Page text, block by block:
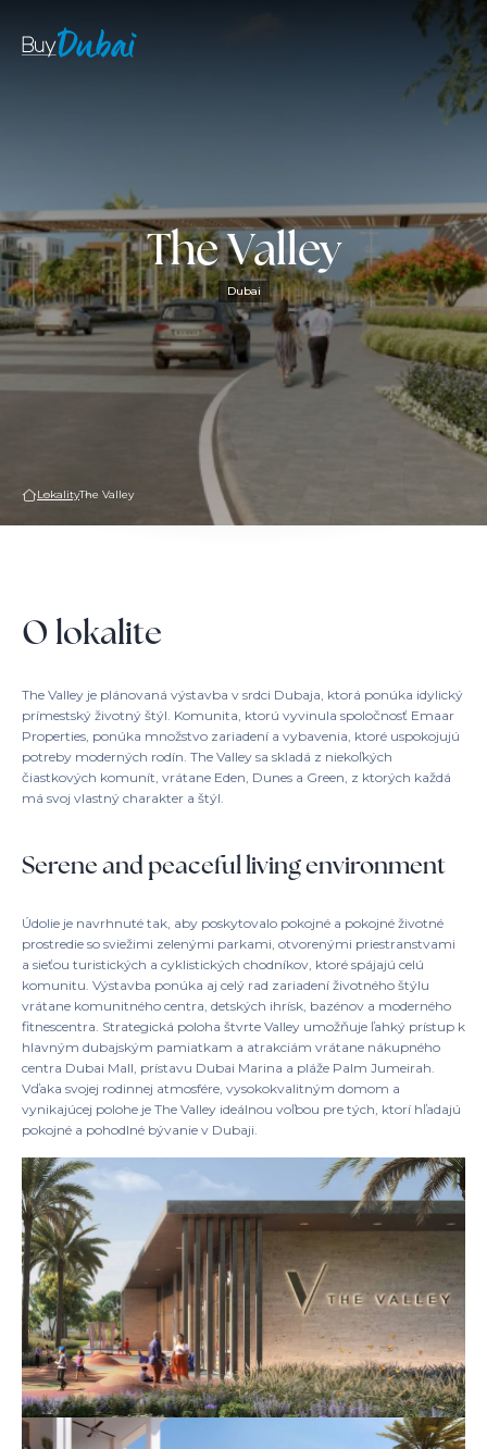
The Valley
Dubai
LokalityThe Valley
O lokalite
The Valley je plánovaná výstavba v srdci Dubaja, ktorá ponúka idylický
prímestský životný štýl. Komunita, ktorú vyvinula spoločnosť Emaar
Properties, ponúka množstvo zariadení a vybavenia, ktoré uspokojujú
potreby moderných rodín. The Valley sa skladá z niekoľkých
čiastkových komunít, vrátane Eden, Dunes a Green, z ktorých každá
má svoj vlastný charakter a štýl.
Serene and peaceful living environment
Údolie je navrhnuté tak, aby poskytovalo pokojné a pokojné životné
prostredie so sviežimi zelenými parkami, otvorenými priestranstvami
a sieťou turistických a cyklistických chodníkov, ktoré spájajú celú
komunitu. Výstavba ponúka aj celý rad zariadení životného štýlu
vrátane komunitného centra, detských ihrísk, bazénov a moderného
fitnescentra. Strategická poloha štvrte Valley umožňuje ľahký prístup k
hlavným dubajským pamiatkam a atrakciám vrátane nákupného
centra Dubai Mall, prístavu Dubai Marina a pláže Palm Jumeirah.
Vďaka svojej rodinnej atmosfére, vysokokvalitným domom a
vynikajúcej polohe je The Valley ideálnou voľbou pre tých, ktorí hľadajú
pokojné a pohodlné bývanie v Dubaji.